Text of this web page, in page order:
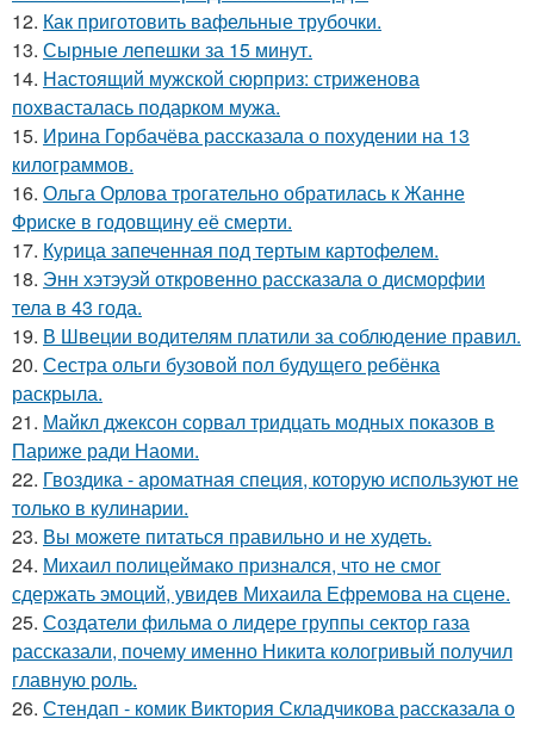
12. Как приготовить вафельные трубочки.
13. Сырные лепешки за 15 минут.
14. Настоящий мужской сюрприз: стриженова
похвасталась подарком мужа.
15. Ирина Горбачёва рассказала о похудении на 13
килограммов.
16. Ольга Орлова трогательно обратилась к Жанне
Фриске в годовщину её смерти.
17. Курица запеченная под тертым картофелем.
18. Энн хэтэуэй откровенно рассказала о дисморфии
тела в 43 года.
19. В Швеции водителям платили за соблюдение правил.
20. Сестра ольги бузовой пол будущего ребёнка
раскрыла.
21. Майкл джексон сорвал тридцать модных показов в
Париже ради Наоми.
22. Гвоздика - ароматная специя, которую используют не
только в кулинарии.
23. Вы можете питаться правильно и не худеть.
24. Михаил полицеймако признался, что не смог
сдержать эмоций, увидев Михаила Ефремова на сцене.
25. Создатели фильма о лидере группы сектор газа
рассказали, почему именно Никита кологривый получил
главную роль.
26. Стендап - комик Виктория Складчикова рассказала о